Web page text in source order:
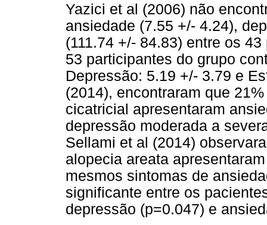
Yazici et al (2006) não
ansiedade (7.55 +/- 4.24),
(111.74 +/- 84.83) entre os
53 participantes do grupo
Depressão: 5.19 +/- 3.79 e
(2014), encontraram que
cicatricial apresentaram
depressão moderada a
Sellami et al (2014)
alopecia areata
mesmos sintomas de
significante entre os
depressão (p=0.047) e